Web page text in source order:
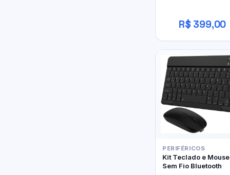
R$ 399,00
PERIFÉRICOS
Kit Teclado e Mouse
Sem Fio Bluetooth